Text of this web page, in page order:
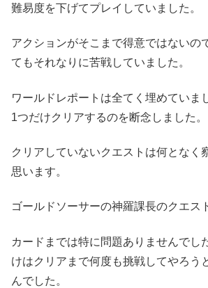
難易度を下げてプレイしていました。
アクションがそこまで得意ではないの
てもそれなりに苦戦していました。
ワールドレポートは全てく埋めていま
1つだけクリアするのを断念しました。
クリアしていないクエストは何となく
思います。
ゴールドソーサーの神羅課長のクエス
カードまでは特に問題ありませんでし
けはクリアまで何度も挑戦してやろう
んでした。